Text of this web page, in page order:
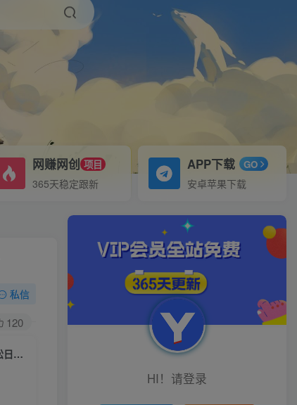
网赚网创 项目
365天稳定跟新
APP下载 GO
安卓苹果下载
私信
120
（9982期）最新批量混剪技术撸收益热门领域玩法，3分钟一条原创视频，轻松日入1000＋
HI！请登录